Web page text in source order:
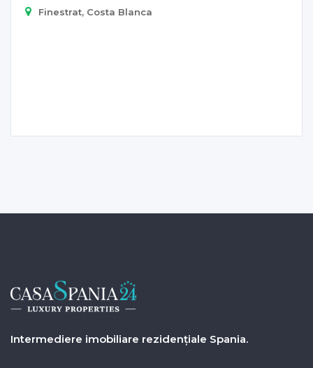
Finestrat, Costa Blanca
Intermediere imobiliare rezidențiale Spania.